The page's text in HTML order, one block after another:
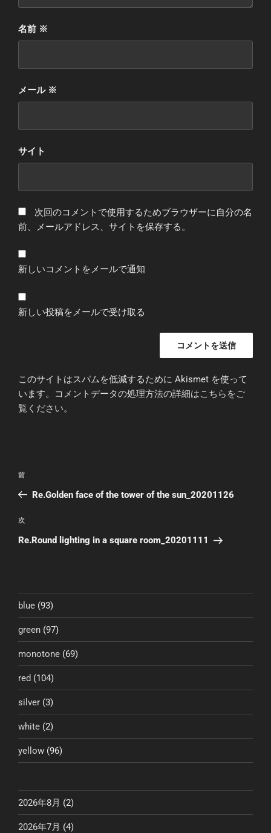
名前 ※
メール ※
サイト
次回のコメントで使用するためブラウザーに自分の名
前、メールアドレス、サイトを保存する。
新しいコメントをメールで通知
新しい投稿をメールで受け取る
このサイトはスパムを低減するために Akismet を使って
います。
コメントデータの処理方法の詳細はこちらをご
覧ください。
投
ビ
ゲ
ン
前
の
稿
前
Re.Golden face of the tower of the sun_20201126
次
の
次
Re.Round lighting in a square room_20201111
blue (93)
green (97)
monotone (69)
red (104)
silver (3)
white (2)
yellow (96)
2026年8月 (2)
2026年7月 (4)